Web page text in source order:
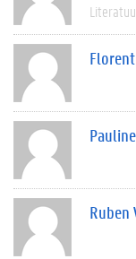
Ruben